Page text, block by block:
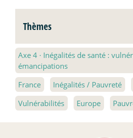
Thèmes
Axe 4 · Inégalités de santé :
émancipations
France
Inégalités / Pauvreté
Vulnérabilités
Europe